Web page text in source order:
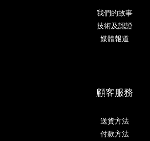
我們的故事
技術及認證
媒體報道
顧客服務
送貨方法
付款方法